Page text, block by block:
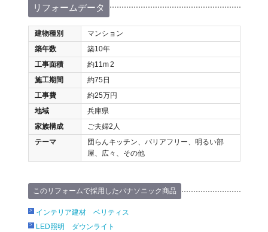
リフォームデータ
建物種別
マンション
築年数
築10年
工事面積
約11m2
施工期間
約75日
工事費
約25万円
地域
兵庫県
家族構成
ご夫婦2人
テーマ
団らんキッチン、バリアフリー、明るい部
屋、広々、その他
このリフォームで採用したパナソニック商品
インテリア建材 ベリティス
LED照明 ダウンライト